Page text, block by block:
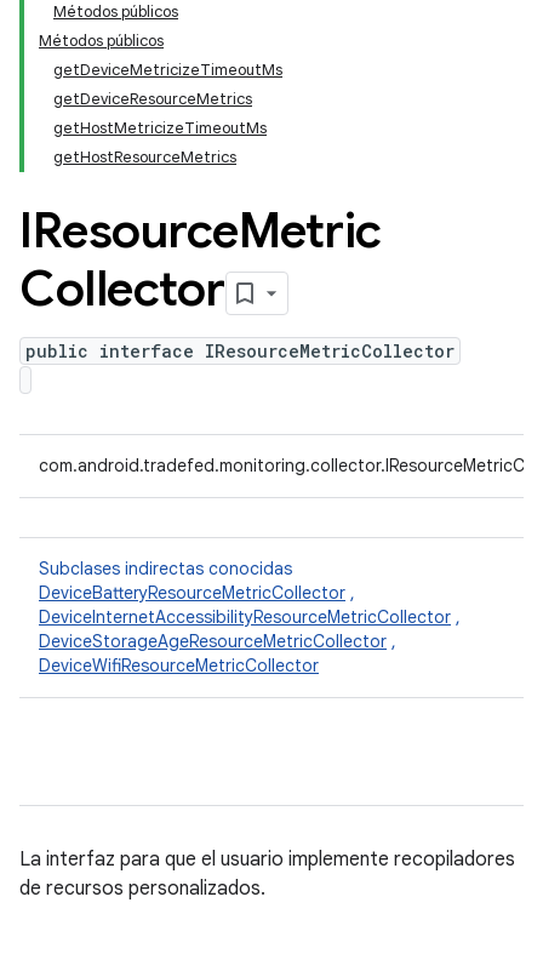
Métodos públicos
Métodos públicos
getDeviceMetricizeTimeoutMs
getDeviceResourceMetrics
getHostMetricizeTimeoutMs
getHostResourceMetrics
IResourceMetric
Collector
public interface IResourceMetricCollector
Subclases indirectas conocidas
DeviceBatteryResourceMetricCollector ,
DeviceInternetAccessibilityResourceMetricCollector ,
DeviceStorageAgeResourceMetricCollector ,
DeviceWifiResourceMetricCollector
La interfaz para que el usuario implemente recopiladores
de recursos personalizados.